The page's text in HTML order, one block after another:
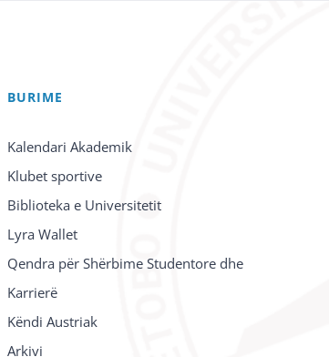
BURIME
Kalendari Akademik
Klubet sportive
Biblioteka e Universitetit
Lyra Wallet
Qendra për Shërbime Studentore dhe
Karrierë
Këndi Austriak
Arkivi